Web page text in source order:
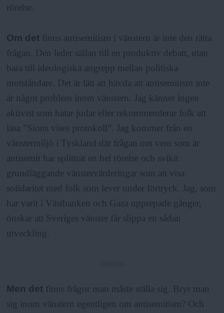
rörelse.
Om det finns antisemitism i vänstern är inte den rätta
frågan. Den leder sällan till en produktiv debatt, utan
bara till ideologiska angrepp mellan politiska
motståndare. Det är lätt att hävda att antisemitism inte
är något problem inom vänstern. Jag känner ingen
aktivist som hatar judar eller rekommenderar folk att
läsa ”Sions vises protokoll”. Jag kommer från en
vänstermiljö i Tyskland där frågan om vem som är
antisemit har splittrat en hel rörelse och svikit
grundläggande vänstervärderingar som att visa
solidaritet med folk som lever under förtryck. Jag, som
har varit i Västbanken och Gaza upprepade gånger,
önskar att Sveriges vänster får slippa en sådan
utveckling.
Men det finns frågor man måste ställa sig. Bryr man
sig inom vänstern egentligen om antisemitism? Och